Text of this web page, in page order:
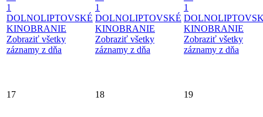
1
DOLNOLIPTOVSKÉ
KINOBRANIE
Zobraziť všetky
záznamy z dňa
1
DOLNOLIPTOVSKÉ
KINOBRANIE
Zobraziť všetky
záznamy z dňa
1
KINOBRANIE
Zobraziť všetky
záznamy z dňa
17 18 19